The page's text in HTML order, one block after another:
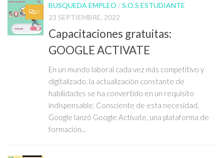
0
BUSQUEDA EMPLEO /S.O.S ESTUDIANTE
23 SEPTIEMBRE, 2022
Capacitaciones gratuitas:
GOOGLE ACTIVATE
En un mundo laboral cada vez más competitivo y
digitalizado, la actualización constante de
habilidades se ha convertido en un requisito
indispensable. Consciente de esta necesidad,
Google lanzó Google Actívate, una plataforma de
formación...